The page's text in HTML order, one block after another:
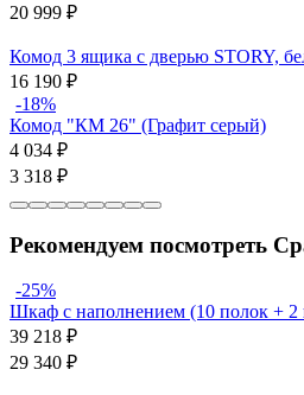
20 999 ₽
Комод 3 ящика с дверью STORY,
16 190 ₽
-18%
Комод "КМ 26" (Графит серый)
4 034 ₽
3 318 ₽
Рекомендуем посмотреть
-25%
Шкаф с наполнением (10 полок +
39 218 ₽
29 340 ₽